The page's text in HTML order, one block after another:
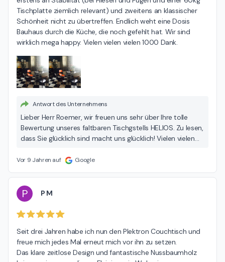
Tischplatte ziemlich relevant) und zweitens an klassischer
Schönheit nicht zu übertreffen. Endlich weht eine Dosis
Bauhaus durch die Küche, die noch gefehlt hat. Wir sind
wirklich mega happy. Vielen vielen vielen 1000 Dank.
Antwort des Unternehmens
Lieber Herr Roemer, wir freuen uns sehr über Ihre tolle
Bewertung unseres faltbaren Tischgstells HELIOS. Zu lesen,
dass Sie glücklich sind macht uns glücklich! Vielen vielen
Vor 9 Jahren auf Google
P P M
Seit drei Jahren habe ich nun den Plektron Couchtisch und
freue mich jedes Mal erneut mich vor ihn zu setzen.
Das klare zeitlose Design und fantastische Nussbaumholz